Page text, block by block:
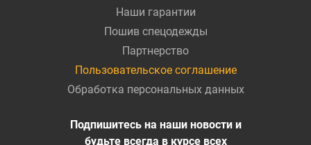
Наши гарантии
Пошив спецодежды
Партнерство
Пользовательское соглашение
Обработка персональных данных
Подпишитесь на наши новости и
будьте всегда в курсе всех